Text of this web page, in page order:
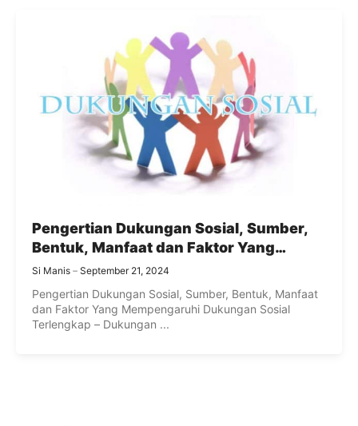
Pengertian Dukungan Sosial, Sumber,
Bentuk, Manfaat dan Faktor Yang
Mempengaruhi Dukungan Sosial
Terlengkap
Si Manis September 21, 2024
Pengertian Dukungan Sosial, Sumber, Bentuk, Manfaat
dan Faktor Yang Mempengaruhi Dukungan Sosial
Terlengkap – Dukungan ...